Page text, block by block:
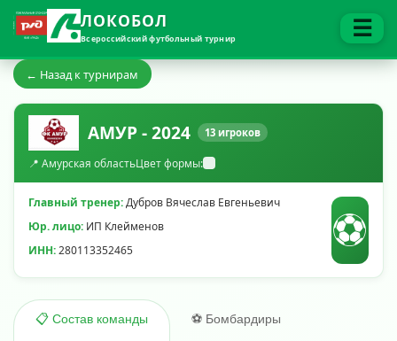
ЛОКОБОЛ
Всероссийский футбольный турнир ☰
← Назад к турнирам
АМУР - 2024 13 игроков
📍 Амурская областьЦвет формы:
Главный тренер:Дубров Вячеслав Евгеньевич
Юр. лицо: ИП Клейменов
ИНН:280113352465 ⚽
📋 Состав команды ⚽ Бомбардиры